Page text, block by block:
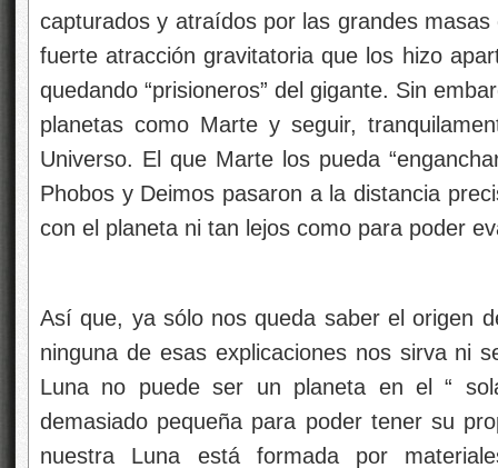
capturados y atraídos por las grandes
fuerte atracción gravitatoria que los hizo
quedando “prisioneros” del gigante. Sin
planetas como Marte y seguir,
Universo. El que Marte los pueda
Phobos y Deimos pasaron a la distancia
con el planeta ni tan lejos como para poder
Así que, ya sólo nos queda saber el origen
ninguna de esas explicaciones nos sirva ni
Luna no puede ser un planeta en el “
demasiado pequeña para poder tener su
nuestra Luna está formada por